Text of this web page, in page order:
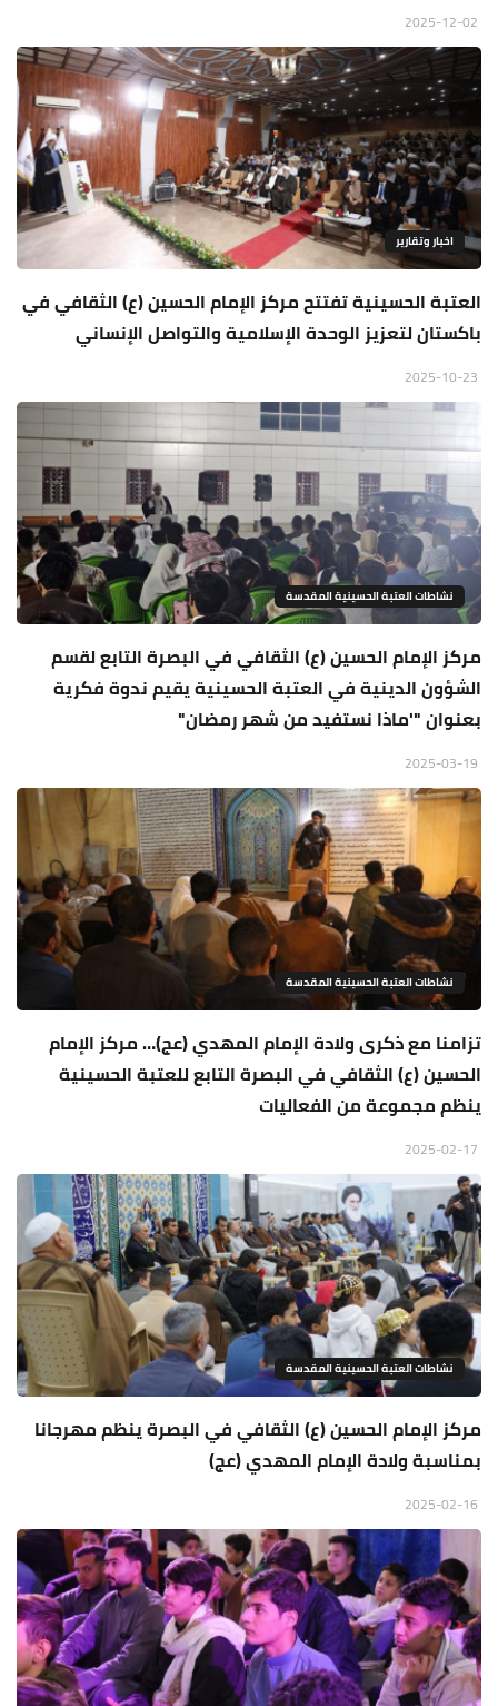
اخبار وتقارير
العتبة الحسينية تفتتح مركز الإمام الحسين (ع) الثقافي في
باكستان لتعزيز الوحدة الإسلامية والتواصل الإنساني
نشاطات العتبة الحسينية المقدسة
مركز الإمام الحسين (ع) الثقافي في البصرة التابع لقسم
الشؤون الدينية في العتبة الحسينية يقيم ندوة فكرية
بعنوان "'ماذا نستفيد من شهر رمضان"
نشاطات العتبة الحسينية المقدسة
تزامنا مع ذكرى ولادة الإمام المهدي (عج)… مركز الإمام
الحسين (ع) الثقافي في البصرة التابع للعتبة الحسينية
ينظم مجموعة من الفعاليات
نشاطات العتبة الحسينية المقدسة
مركز الإمام الحسين (ع) الثقافي في البصرة ينظم مهرجانا
بمناسبة ولادة الإمام المهدي (عج)